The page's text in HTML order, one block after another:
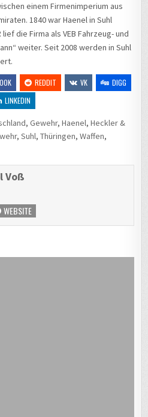
einem Firmenimperium aus
1840 war Haenel in Suhl
die Firma als VEB Fahrzeug- und
weiter. Seit 2008 werden in Suhl
REDDIT VK
DIGG
LINKEDIN
,Gewehr,Haenel,Heckler &
,Suhl,Thüringen,Waffen,
Voß
WEBSITE